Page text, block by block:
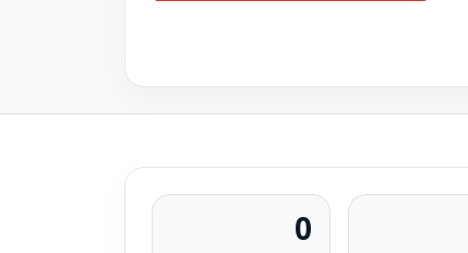
0